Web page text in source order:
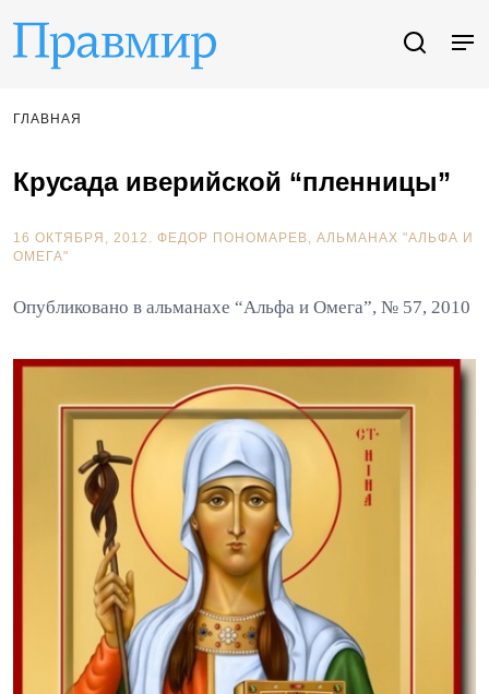
ГЛАВНАЯ
Крусада иверийской “пленницы”
16 ОКТЯБРЯ, 2012. ФЕДОР ПОНОМАРЕВ
АЛЬМАНАХ "АЛЬФА И
ОМЕГА"
Опубликовано в альманахе “Альфа и Омега”, № 57, 2010